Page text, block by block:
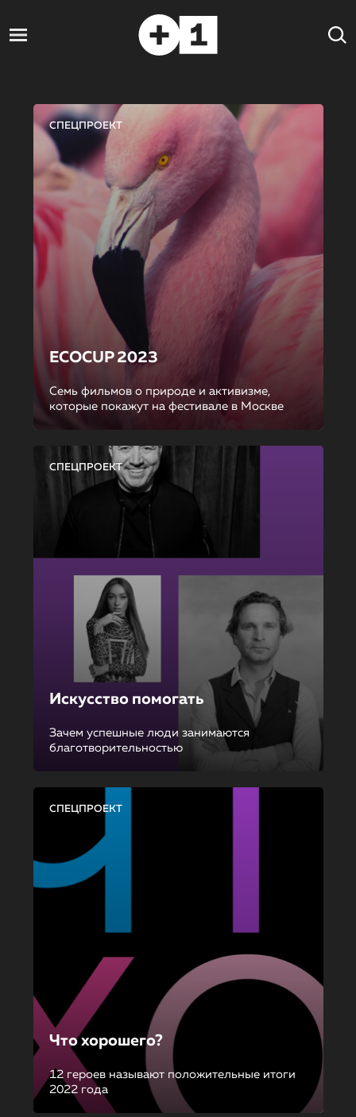
СПЕЦПРОЕКТ
ECOCUP 2023
Семь фильмов о природе и активизме,
которые покажут на фестивале в Москве
СПЕЦПРОЕКТ
Искусство помогать
Зачем успешные люди занимаются
благотворительностью
СПЕЦПРОЕКТ
Что хорошего?
12 героев называют положительные итоги
2022 года